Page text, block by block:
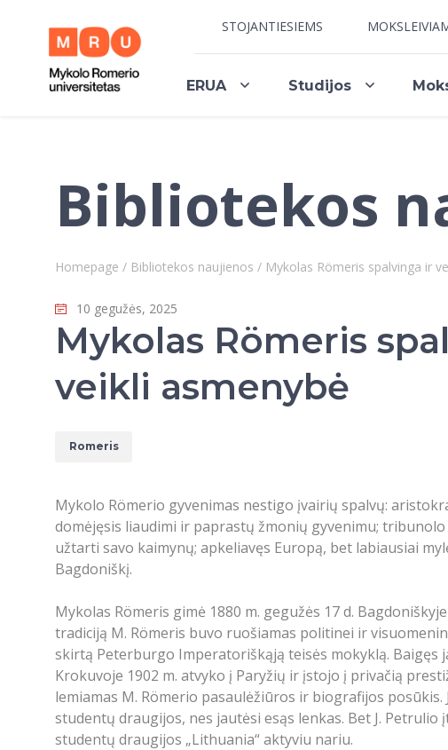
STOJANTIESIEMS
ERUA Studijos
Bibliotekos
Homepage / Bibliotekos naujienos / Mykolas Römeris spalvinga ir
10 gegužės, 2025
Mykolas Römeris
veikli asmenybė
Romeris
Mykolo Römerio gyvenimas nestigo įvairių spalvų:
domėjęsis liaudimi ir paprastų žmonių gyvenimu; tribunolo
užtarti savo kaimynų; apkeliavęs Europą, bet labiausiai
Bagdoniškį.
Mykolas Römeris gimė 1880 m. gegužės 17 d.
tradiciją M. Römeris buvo ruošiamas politinei ir
skirtą Peterburgo Imperatoriškąją teisės mokyklą. Baigęs
Krokuvoje 1902 m. atvyko į Paryžių ir įstojo į privačią
lemiamas M. Römerio pasaulėžiūros ir biografijos
studentų draugijos, nes jautėsi esąs lenkas. Bet J.
studentų draugijos „Lithuania“ aktyviu nariu.